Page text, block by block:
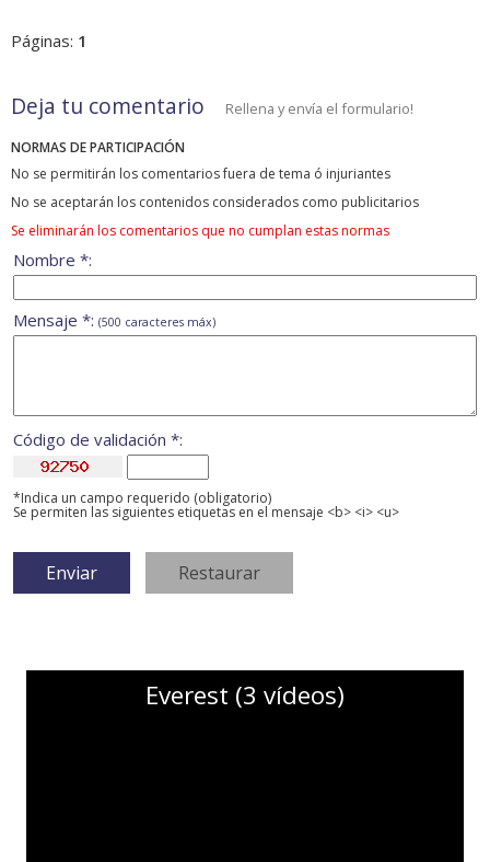
Páginas: 1
Deja tu comentario Rellena y envía el formulario!
NORMAS DE PARTICIPACIÓN
No se permitirán los comentarios fuera de tema ó injuriantes
No se aceptarán los contenidos considerados como publicitarios
Se eliminarán los comentarios que no cumplan estas normas
Nombre *:
Mensaje *: (500 caracteres máx)
Código de validación *:
*Indica un campo requerido (obligatorio)
Se permiten las siguientes etiquetas en el mensaje <b> <i> <u>
Everest (3 vídeos)